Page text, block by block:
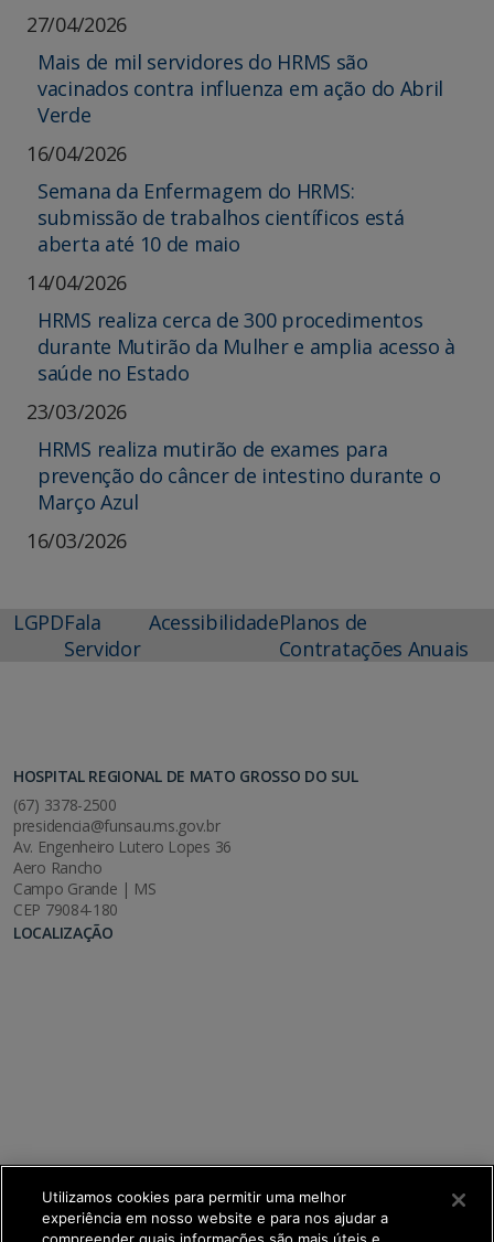
27/04/2026
Mais de mil servidores do HRMS são
vacinados contra influenza em ação do Abril
Verde
16/04/2026
Semana da Enfermagem do HRMS:
submissão de trabalhos científicos está
aberta até 10 de maio
14/04/2026
HRMS realiza cerca de 300 procedimentos
durante Mutirão da Mulher e amplia acesso à
saúde no Estado
23/03/2026
HRMS realiza mutirão de exames para
prevenção do câncer de intestino durante o
Março Azul
16/03/2026
LGPDFala
Servidor
AcessibilidadePlanos de
Contratações Anuais
HOSPITAL REGIONAL DE MATO GROSSO DO SUL
(67) 3378-2500
presidencia@funsau.ms.gov.br
Av. Engenheiro Lutero Lopes 36
Aero Rancho
Campo Grande | MS
CEP 79084-180
LOCALIZAÇÃO
Utilizamos cookies para permitir uma melhor
experiência em nosso website e para nos ajudar a